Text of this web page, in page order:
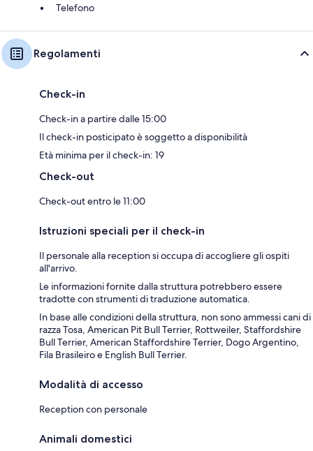
Telefono
Regolamenti
Check-in
Check-in a partire dalle 15:00
Il check-in posticipato è soggetto a disponibilità
Età minima per il check-in: 19
Check-out
Check-out entro le 11:00
Istruzioni speciali per il check-in
Il personale alla reception si occupa di accogliere gli ospiti
all'arrivo.
Le informazioni fornite dalla struttura potrebbero essere
tradotte con strumenti di traduzione automatica.
In base alle condizioni della struttura, non sono ammessi cani di
razza Tosa, American Pit Bull Terrier, Rottweiler, Staffordshire
Bull Terrier, American Staffordshire Terrier, Dogo Argentino,
Fila Brasileiro e English Bull Terrier.
Modalità di accesso
Reception con personale
Animali domestici